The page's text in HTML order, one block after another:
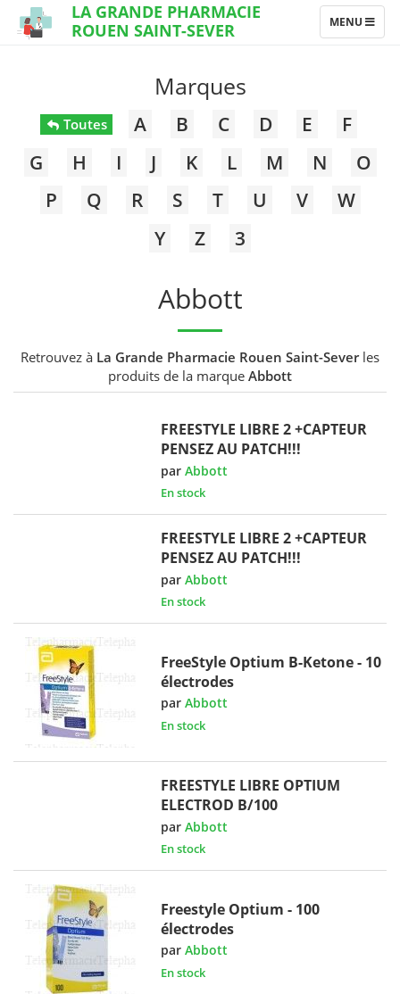
LA GRANDE PHARMACIE
ROUEN SAINT-SEVER
TOGGLE
NAVIGATION
MENU
Marques
Toutes A B C D E
F
G
H I J K L M N
O
P
Q R S T U V
W
Y
Z 3
Abbott
Retrouvez à La Grande Pharmacie Rouen Saint-Severles
produits de la marque Abbott
FREESTYLE LIBRE 2 +CAPTEUR
PENSEZ AU PATCH!!!
parAbbott
En stock
FREESTYLE LIBRE 2 +CAPTEUR
PENSEZ AU PATCH!!!
parAbbott
En stock
FreeStyle Optium B-Ketone - 10
électrodes
parAbbott
En stock
FREESTYLE LIBRE OPTIUM
ELECTROD B/100
parAbbott
En stock
Freestyle Optium - 100
électrodes
parAbbott
En stock